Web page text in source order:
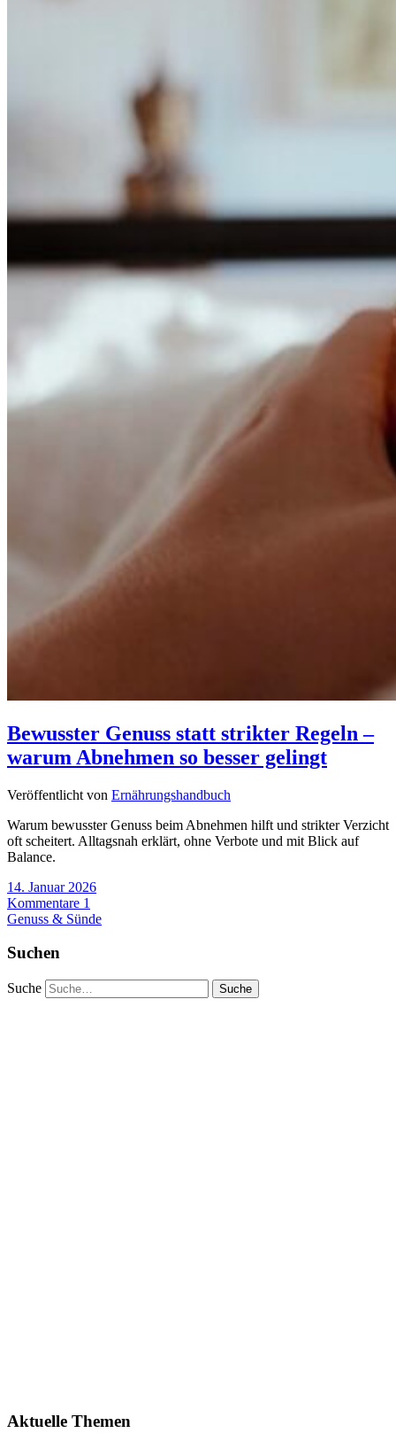
Bewusster Genuss statt strikter Regeln –
warum Abnehmen so besser gelingt
Veröffentlicht von Ernährungshandbuch
Warum bewusster Genuss beim Abnehmen hilft und strikter Verzicht
oft scheitert. Alltagsnah erklärt, ohne Verbote und mit Blick auf
Balance.
14. Januar 2026
Kommentare 1
Genuss & Sünde
Suchen
Suche
Aktuelle Themen